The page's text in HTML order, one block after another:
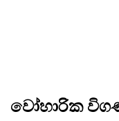
වෝහාරික